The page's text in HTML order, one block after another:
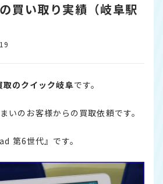
買い取り実績（岐阜駅
のクイック岐阜です。
いのお客様からの買取依頼です。
第6世代』です。